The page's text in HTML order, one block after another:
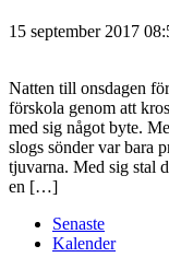
15 september 2017
Natten till onsdagen
förskola genom att
med sig något byte.
slogs sönder var bara
tjuvarna. Med sig stal
en […]
Senaste
Kalender